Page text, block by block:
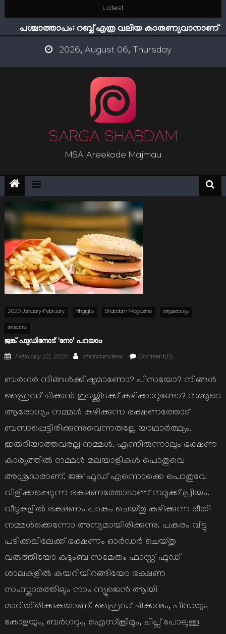
content
Latest
ഇമാം നവവി: അനന്തമായ നാൽപതാണ്ടുകൾ
പശ്ചാത്താപം: റബ്ബ് എത്ര വലിയ കാരുണ്യവാനാണ്
ഇന്ന് നേടിയാൽ ഇരട്ടി നേടാം
സൂക്ഷിക്കുക! കുറ്റകൃത്യങ്ങളാണിന്ന് ട്രെന്‍ഡ്
ഇമാം നവവി: അനന്തമായ നാൽപതാണ്ടുകൾ
2026, August 06, Thursday
SARGA SHABDAM
MSA Areekode Majmau
2020 January-February Hihgligts Shabdam Magazine ആരോഗ്യം
ലേഖനം
ജങ്ക് ഫുഡിനോട് ‘നോ’ പറയാം
Posted
February 22, 2020 Author
shabdamdesk Comment(0)
ബര്‍ഗര്‍ നിങ്ങള്‍ക്കിഷ്ടമാണോ? പിസയോ? നിങ്ങള്‍
ഫ്രൈഡ് ചിക്കന്‍ ഇടയ്ക്കിടക്ക് കഴിക്കാറുണ്ടോ? നമ്മുടെ
ആരോഗ്യം നമ്മള്‍ കഴിക്കുന്ന ഭക്ഷണത്തോട്
ബന്ധപ്പെട്ടിരിക്കുന്നുവെന്നതല്ലേ യാഥാര്‍ത്ഥ്യം.
ഇതറിയാത്തവരല്ല നമ്മള്‍. എന്നിരുന്നാലും ഭക്ഷണ
കാര്യത്തില്‍ നമ്മള്‍ മലയാളികള്‍ പൊതുവെ
അശ്രദ്ധരാണ്. ജങ്ക് ഫുഡ് എന്നൊക്കെ പൊതുവേ
വിളിക്കപ്പെടുന്ന ഭക്ഷണത്തോടാണ് നമുക്ക് പ്രിയം.
വീടുകളില്‍ ഭക്ഷണം പാകം ചെയ്തു കഴിക്കുന്ന രീതി
നമ്മള്‍ക്കെന്നോ അന്യമായിരിക്കുന്നു. പകരം വീട്ടു
പടിക്കലിലേക്ക് ഭക്ഷണം ഓര്‍ഡര്‍ ചെയ്തു
വരുത്തിയോ കുടുംബ സമേതം ഫാസ്റ്റ് ഫുഡ്
ശാലകളില്‍ കയറിയിറങ്ങിയോ ഭക്ഷണ
സംസ്കാരത്തിലും നാം ന്യൂജെന്‍ ആയി
മാറിയിരിക്കുകയാണ്. ഫ്രൈഡ് ചിക്കനും, പിസയും
കോളയും, ബര്‍ഗറും, ഐസ്ക്രീമും, ചിപ്സ് പോലുള്ള